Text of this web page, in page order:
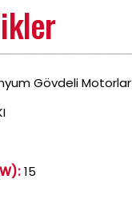
Gövdeli Motorlar
15